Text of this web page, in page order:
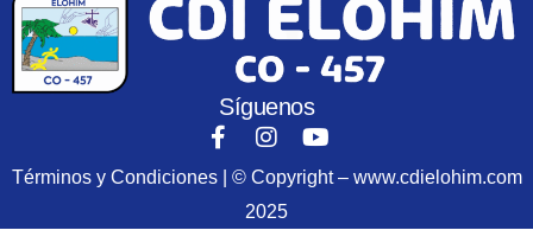
Síguenos
Términos y Condiciones | © Copyright – www.cdielohim.com
2025